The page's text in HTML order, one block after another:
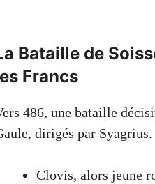
Bataille de
Francs
486, une bataille
dirigés par Syagrius.
Clovis, alors jeune